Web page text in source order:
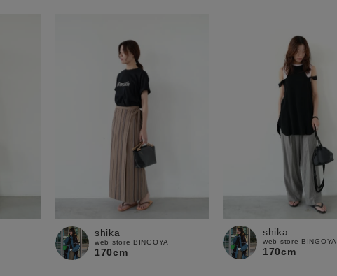
shika
web store BINGOYA
170cm
shika
web store BINGOYA
170cm